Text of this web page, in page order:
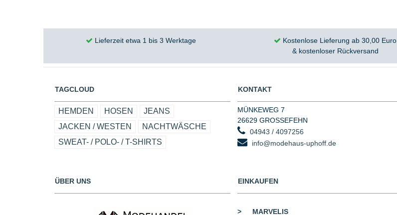
Lieferzeit etwa 1 bis 3 Werktage
Kostenlose Lieferung ab 30,00 Euro
& kostenloser Rückversand
TAGCLOUD
HEMDEN HOSEN
JEANS
JACKEN / WESTEN
NACHTWÄSCHE
SWEAT- / POLO- / T-SHIRTS
KONTAKT
MÜNKEWEG 7
26629 GROSSEFEHN
04943 / 4097256
info@modehaus-uphoff.de
ÜBER UNS EINKAUFEN
> MARVELIS